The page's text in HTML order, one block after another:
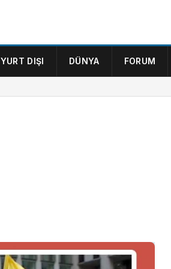
YURT DIŞI DÜNYA FORUM